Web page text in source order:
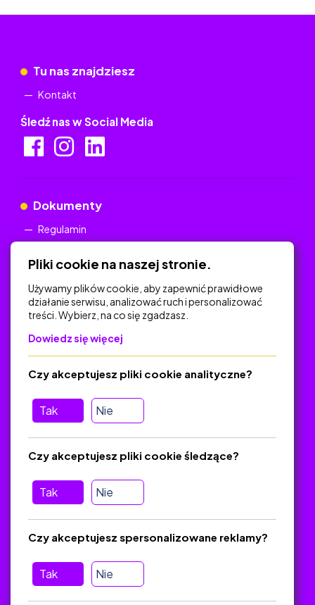
Tu nas znajdziesz
Kontakt
Śledź nas w Social Media
Dokumenty
Regulamin
Na skróty
Polityka Prywatności
Regulamin
O platformie
Baza materiałów dydaktycznych
Jak zostać autorem
FAQ
Pomoc
wiadomość nie trafiła do folderu SPAM)
Pliki cookie na naszej stronie.
Używamy plików cookie, aby zapewnić prawidłowe
działanie serwisu, analizować ruch i personalizować
treści. Wybierz, na co się zgadzasz.
Dowiedz się więcej
Tak Nie
Czy akceptujesz pliki cookie analityczne?
Tak Nie
Czy akceptujesz pliki cookie śledzące?
Tak Nie
Czy akceptujesz spersonalizowane reklamy?